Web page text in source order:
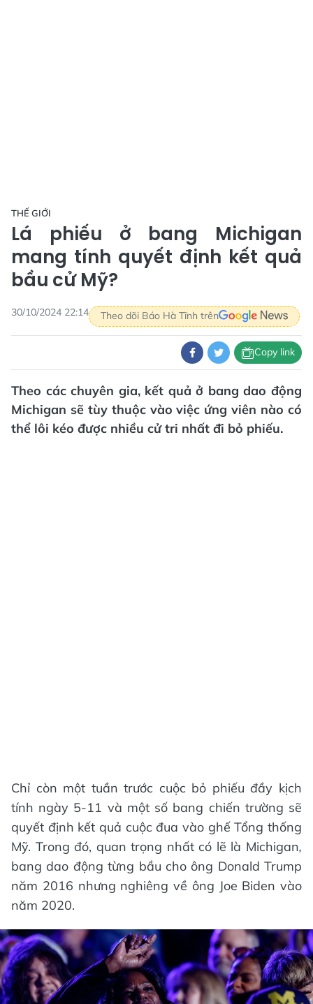
THẾ GIỚI
Lá phiếu ở bang Michigan
mang tính quyết định kết quả
bầu cử Mỹ?
30/10/2024 22:14 Theo dõi Báo Hà Tĩnh trên
Copy link
Theo các chuyên gia, kết quả ở bang dao động
Michigan sẽ tùy thuộc vào việc ứng viên nào có
thể lôi kéo được nhiều cử tri nhất đi bỏ phiếu.
Chỉ còn một tuần trước cuộc bỏ phiếu đầy kịch
tính ngày 5-11 và một số bang chiến trường sẽ
quyết định kết quả cuộc đua vào ghế Tổng thống
Mỹ. Trong đó, quan trọng nhất có lẽ là Michigan,
bang dao động từng bầu cho ông Donald Trump
năm 2016 nhưng nghiêng về ông Joe Biden vào
năm 2020.